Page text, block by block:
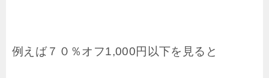
例えば７０％オフ1,000円以下を見ると